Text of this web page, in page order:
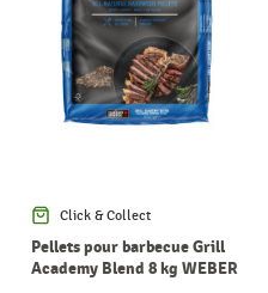
Click & Collect
Pellets pour barbecue Grill
Academy Blend 8 kg WEBER